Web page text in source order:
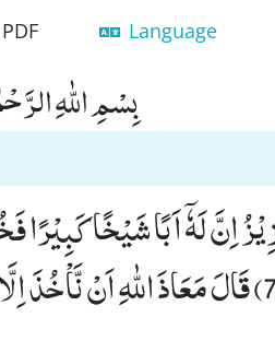
PDF Language
بِسْمِ اللّٰهِ
اِنَّ لَهٗۤ اَبًا شَیْخًا
الْمُحْسِنِیْنَ(78) قَالَ مَعَاذَ اللّٰهِ